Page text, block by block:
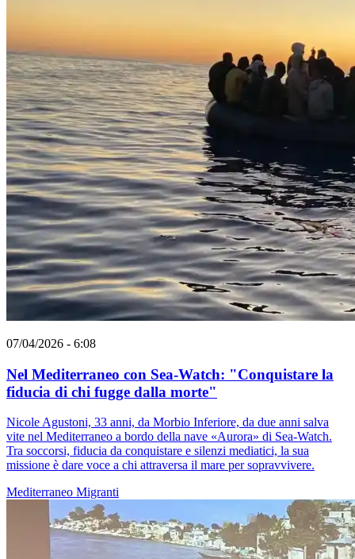
07/04/2026 - 6:08
Nel Mediterraneo con Sea-Watch: "Conquistare la
fiducia di chi fugge dalla morte"
Nicole Agustoni, 33 anni, da Morbio Inferiore, da due anni salva
vite nel Mediterraneo a bordo della nave «Aurora» di Sea-Watch.
Tra soccorsi, fiducia da conquistare e silenzi mediatici, la sua
missione è dare voce a chi attraversa il mare per sopravvivere.
Mediterraneo Migranti